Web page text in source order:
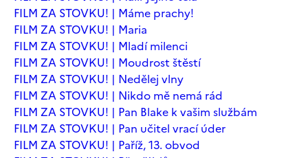
FILM ZA STOVKU! | Máme prachy!
FILM ZA STOVKU! | Maria
FILM ZA STOVKU! | Mladí milenci
FILM ZA STOVKU! | Moudrost štěstí
FILM ZA STOVKU! | Nedělej vlny
FILM ZA STOVKU! | Nikdo mě nemá rád
FILM ZA STOVKU! | Pan Blake k vašim službám
FILM ZA STOVKU! | Pan učitel vrací úder
FILM ZA STOVKU! | Paříž, 13. obvod